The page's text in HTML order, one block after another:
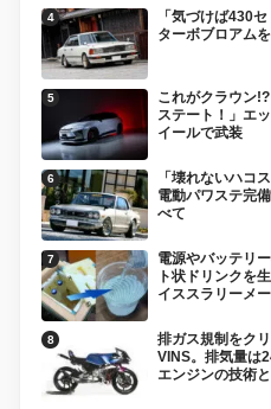
「気づけば430
ターボブロアム
これがクラウン
ステート！」エ
イールで武装
「壊れないハコ
電動パワステ完
べて
電源やバッテリ
ト状ドリンクを
イススラリーメ
排ガス規制をク
VINS。排気量は
エンジンの技術